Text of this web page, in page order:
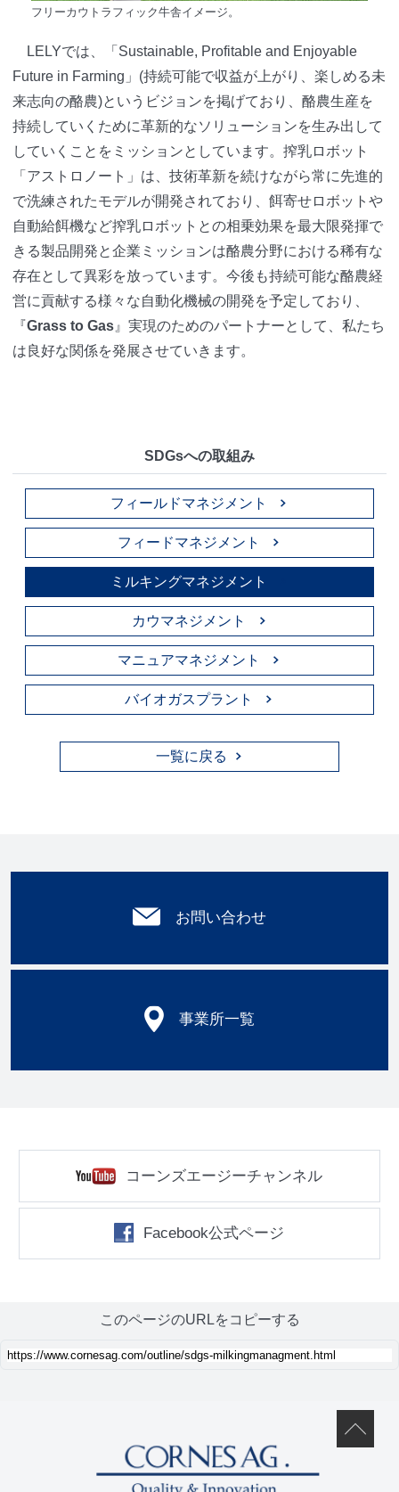
フリーカウトラフィック牛舎イメージ。
LELYでは、「Sustainable, Profitable and Enjoyable
Future in Farming」(持続可能で収益が上がり、楽しめる未
来志向の酪農)というビジョンを掲げており、酪農生産を
持続していくために革新的なソリューションを生み出して
していくことをミッションとしています。搾乳ロボット
「アストロノート」は、技術革新を続けながら常に先進的
で洗練されたモデルが開発されており、餌寄せロボットや
自動給餌機など搾乳ロボットとの相乗効果を最大限発揮で
きる製品開発と企業ミッションは酪農分野における稀有な
存在として異彩を放っています。今後も持続可能な酪農経
営に貢献する様々な自動化機械の開発を予定しており、
『Grass to Gas 』実現のためのパートナーとして、私たち
は良好な関係を発展させていきます。
SDGsへの取組み
フィールドマネジメント
フィードマネジメント
ミルキングマネジメント
カウマネジメント
マニュアマネジメント
バイオガスプラント
一覧に戻る
お問い合わせ
事業所一覧
コーンズエージーチャンネル
Facebook公式ページ
このページのURLをコピーする